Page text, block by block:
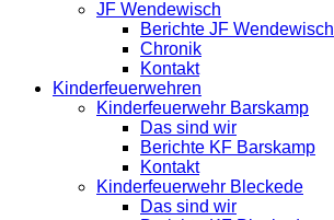
JF Wendewisch
Berichte JF Wendewisch
Chronik
Kontakt
Kinderfeuerwehren
Kinderfeuerwehr Barskamp
Das sind wir
Berichte KF Barskamp
Kontakt
Kinderfeuerwehr Bleckede
Das sind wir